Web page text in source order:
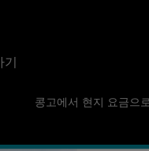
기
콩고에서 현지 요금으